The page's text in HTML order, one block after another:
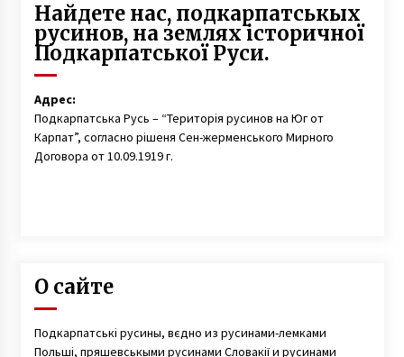
Найдете нас, подкарпатськых
русинов, на землях історичної
Подкарпатської Руси.
Адрес:
Подкарпатська Русь – “Територія русинов на Юг от
Карпат”, согласно рішеня Сен-жерменського Мирного
Договора от 10.09.1919 г.
О сайте
Подкарпатські русины, вєдно из русинами-лемками
Польші, пряшевськыми русинами Словакії и русинами